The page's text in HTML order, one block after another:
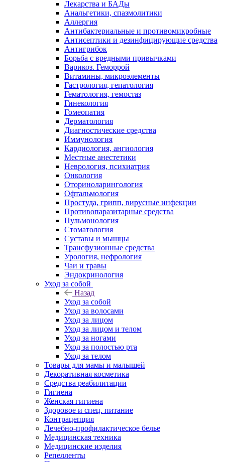
Лекарства и БАДы
Анальгетики, спазмолитики
Аллергия
Антибактериальные и противомикробные
Антисептики и дезинфицирующие средства
Антигрибок
Борьба с вредными привычками
Варикоз. Геморрой
Витамины, микроэлементы
Гастрология, гепатология
Гематология, гемостаз
Гинекология
Гомеопатия
Дерматология
Диагностические средства
Иммунология
Кардиология, ангиология
Местные анестетики
Неврология, психиатрия
Онкология
Оториноларингология
Офтальмология
Простуда, грипп, вирусные инфекции
Противопаразитарные средства
Пульмонология
Стоматология
Суставы и мышцы
Трансфузионные средства
Урология, нефрология
Чаи и травы
Эндокринология
Уход за собой
Назад
Уход за собой
Уход за волосами
Уход за лицом
Уход за лицом и телом
Уход за ногами
Уход за полостью рта
Уход за телом
Товары для мамы и малышей
Декоративная косметика
Средства реабилитации
Гигиена
Женская гигиена
Здоровое и спец. питание
Контрацепция
Лечебно-профилактическое белье
Медицинская техника
Медицинские изделия
Репелленты